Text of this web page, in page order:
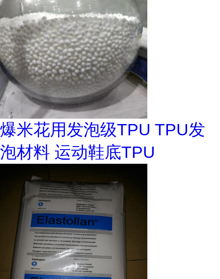
爆米花用发泡级TPU TPU发
泡材料 运动鞋底TPU